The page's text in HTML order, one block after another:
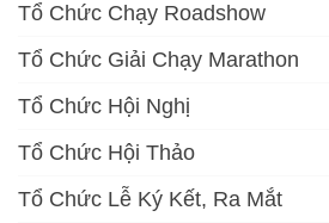
Tổ Chức Chạy Roadshow
Tổ Chức Giải Chạy Marathon
Tổ Chức Hội Nghị
Tổ Chức Hội Thảo
Tổ Chức Lễ Ký Kết, Ra Mắt